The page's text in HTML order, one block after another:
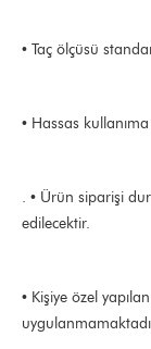
• Taç ölçüsü
• Hassas
. • Ürün siparişi
edilecektir.
• Kişiye özel